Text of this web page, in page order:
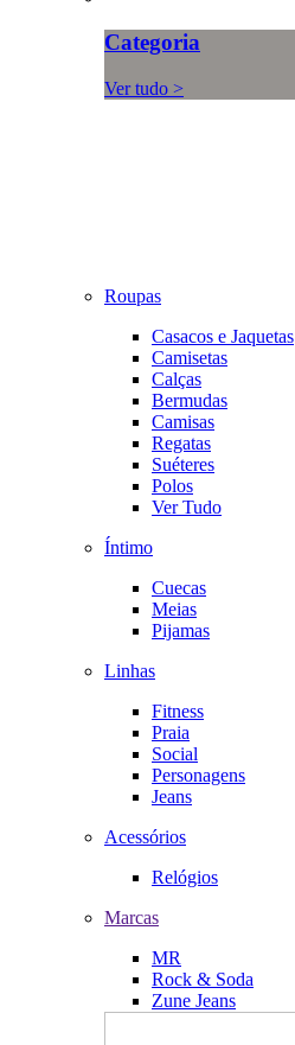
Categoria
Ver tudo >
Roupas
Casacos e Jaquetas
Camisetas
Calças
Bermudas
Camisas
Regatas
Suéteres
Polos
Ver Tudo
Íntimo
Cuecas
Meias
Pijamas
Linhas
Fitness
Praia
Social
Personagens
Jeans
Acessórios
Relógios
Marcas
MR
Rock & Soda
Zune Jeans